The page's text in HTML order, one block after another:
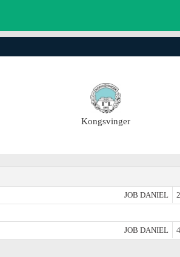
Kongsvinger
JOB DANIEL
JOB DANIEL